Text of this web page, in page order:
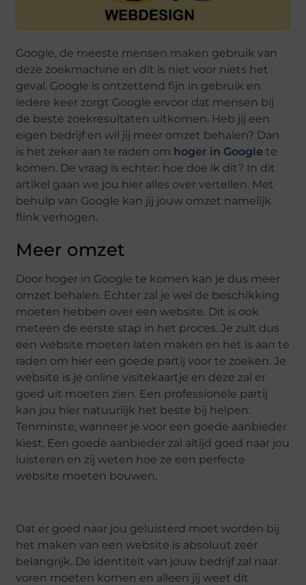
Google, de meeste mensen maken gebruik van
deze zoekmachine en dit is niet voor niets het
geval. Google is ontzettend fijn in gebruik en
iedere keer zorgt Google ervoor dat mensen bij
de beste zoekresultaten uitkomen. Heb jij een
eigen bedrijf en wil jij meer omzet behalen? Dan
is het zeker aan te raden om hoger in Google te
komen. De vraag is echter: hoe doe ik dit? In dit
artikel gaan we jou hier alles over vertellen. Met
behulp van Google kan jij jouw omzet namelijk
flink verhogen.
Meer omzet
Door hoger in Google te komen kan je dus meer
omzet behalen. Echter zal je wel de beschikking
moeten hebben over een website. Dit is ook
meteen de eerste stap in het proces. Je zult dus
een website moeten laten maken en het is aan te
raden om hier een goede partij voor te zoeken. Je
website is je online visitekaartje en deze zal er
goed uit moeten zien. Een professionele partij
kan jou hier natuurlijk het beste bij helpen.
Tenminste, wanneer je voor een goede aanbieder
kiest. Een goede aanbieder zal altijd goed naar jou
luisteren en zij weten hoe ze een perfecte
website moeten bouwen.
Dat er goed naar jou geluisterd moet worden bij
het maken van een website is absoluut zeer
belangrijk. De identiteit van jouw bedrijf zal naar
voren moeten komen en alleen jij weet dit